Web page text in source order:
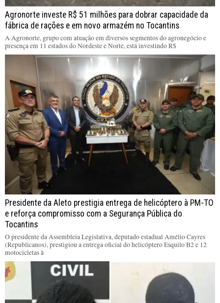
Agronorte investe R$ 51 milhões para dobrar capacidade da
fábrica de rações e em novo armazém no Tocantins
A Agronorte, grupo com atuação em diversos segmentos do agronegócio e
presença em 11 estados do Nordeste e Norte, está investindo R$
Presidente da Aleto prestigia entrega de helicóptero à PM-TO
e reforça compromisso com a Segurança Pública do
Tocantins
O presidente da Assembleia Legislativa, deputado estadual Amélio Cayres
(Republicanos), prestigiou a entrega oficial do helicóptero Esquilo B2 e 12
motocicletas à